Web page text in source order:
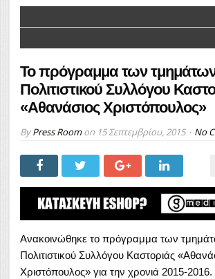
Το πρόγραμμα των
Πολιτιστικού Συλλόγου
«Αθανάσιος Χριστόπουλος»
ByPress Roomon 15 Σεπτεμβρίου, 2015 No
Ανακοινώθηκε το πρόγραμμα των
Πολιτιστικού Συλλόγου Καστοριάς
Χριστόπουλος» για την χρονιά 2015-